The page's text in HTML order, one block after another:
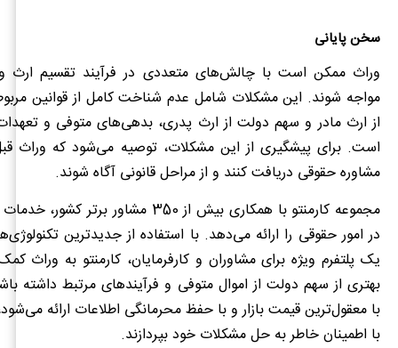
سخن پایانی
وراث ممکن است با چالش‌های متعددی در فرآیند تقسیم ارث
مواجه شوند. این مشکلات شامل عدم شناخت کامل از قوانین
از ارث مادر و سهم دولت از ارث پدری، بدهی‌های متوفی و
است. برای پیشگیری از این مشکلات، توصیه می‌شود که وراث
مشاوره حقوقی دریافت کنند و از مراحل قانونی آگاه شوند.
مجموعه کارمنتو با همکاری بیش از 350 مشاور
در امور حقوقی را ارائه می‌دهد. با استفاده از جدیدترین
یک پلتفرم ویژه برای مشاوران و کارفرمایان، کارمنتو به وراث
بهتری از سهم دولت از اموال متوفی و فرآیندهای مرتبط داشته
با معقول‌ترین قیمت بازار و با حفظ محرمانگی اطلاعات ارائه
با اطمینان خاطر به حل مشکلات خود بپردازند.